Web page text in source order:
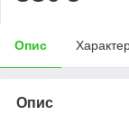
Опис
Опис